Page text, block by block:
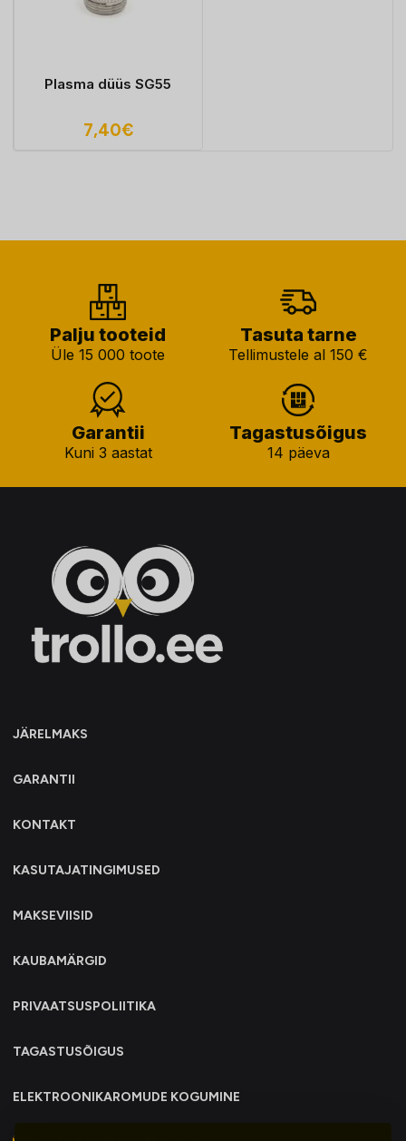
Plasma düüs SG55
7,40€
Palju tooteid
Üle 15 000 toote
Tasuta tarne
Tellimustele al 150 €
Garantii
Kuni 3 aastat
Tagastusõigus
14 päeva
JÄRELMAKS
GARANTII
KONTAKT
KASUTAJATINGIMUSED
MAKSEVIISID
KAUBAMÄRGID
PRIVAATSUSPOLIITIKA
TAGASTUSÕIGUS
ELEKTROONIKAROMUDE KOGUMINE